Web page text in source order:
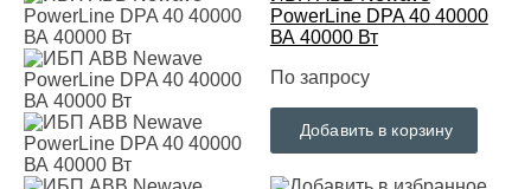
PowerLine DPA 40 40000
ВА 40000 Вт
По запросу
Добавить в корзину